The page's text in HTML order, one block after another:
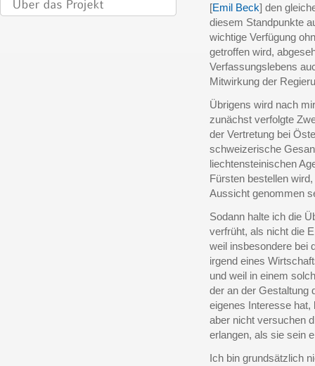
[Emil Beck] den
diesem Standpunkte
wichtige Verfügung
getroffen wird,
Verfassungslebens
Mitwirkung der
Übrigens wird nach
zunächst verfolgte
der Vertretung bei
schweizerische
liechtensteinischen
Fürsten bestellen
Aussicht genommen
Sodann halte ich die
verfrüht, als nicht die
weil insbesondere bei
irgend eines
und weil in einem
der an der Gestaltung
eigenes Interesse hat,
aber nicht versuchen
erlangen, als sie sein
Ich bin grundsätzlich